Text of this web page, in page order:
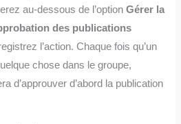
au-dessous de l’optionGérer la
des publications
l’action. Chaque fois qu’un
chose dans le groupe,
d’approuver d’abord la publication